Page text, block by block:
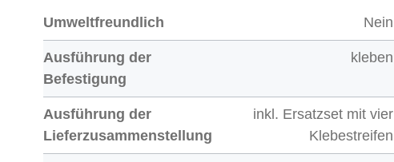
Umweltfreundlich Nein
Ausführung der
Befestigung
kleben
Ausführung der
Lieferzusammenstellung
inkl. Ersatzset mit vier
Klebestreifen